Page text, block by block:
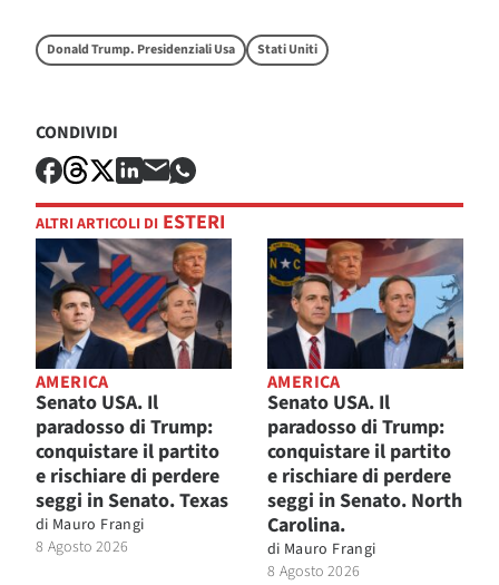
Donald Trump. Presidenziali Usa Stati Uniti
CONDIVIDI
ALTRI ARTICOLI DI ESTERI
AMERICA
Senato USA. Il
paradosso di Trump:
conquistare il partito
e rischiare di perdere
seggi in Senato. Texas
di Mauro Frangi
8 Agosto 2026
AMERICA
Senato USA. Il
paradosso di Trump:
conquistare il partito
e rischiare di perdere
seggi in Senato. North
Carolina.
di Mauro Frangi
8 Agosto 2026